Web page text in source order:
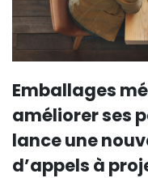
Emballages
améliorer ses
lance une
d’appels à